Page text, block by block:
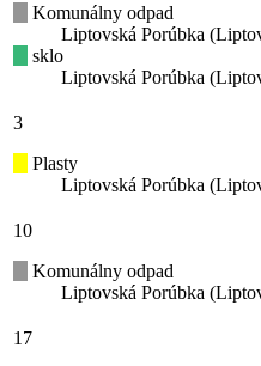
Komunálny odpad
Liptovská Porúbka
sklo
Liptovská Porúbka
3
Plasty
Liptovská Porúbka
10
Komunálny odpad
Liptovská Porúbka
17